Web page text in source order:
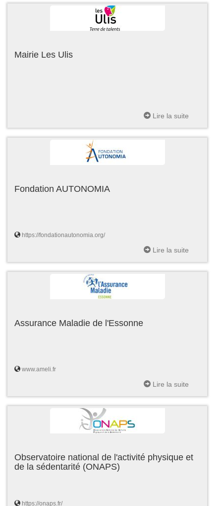
Mairie Les Ulis
Lire la suite
Fondation AUTONOMIA
https://fondationautonomia.org/
Lire la suite
Assurance Maladie de l'Essonne
www.ameli.fr
Lire la suite
Observatoire national de l'activité physique et
de la sédentarité (ONAPS)
https://onaps.fr/